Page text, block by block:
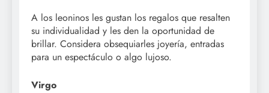
A los leoninos les gustan los regalos que resalten
su individualidad y les den la oportunidad de
brillar. Considera obsequiarles joyería, entradas
para un espectáculo o algo lujoso.
Virgo